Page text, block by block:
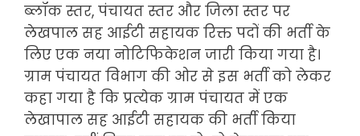
ब्लॉक स्तर, पंचायत स्तर और जिला स्तर पर
लेखपाल सह आईटी सहायक रिक्त पदों की भर्ती के
लिए एक नया नोटिफिकेशन जारी किया गया है।
ग्राम पंचायत विभाग की ओर से इस भर्ती को लेकर
कहा गया है कि प्रत्येक ग्राम पंचायत में एक
लेखापाल सह आईटी सहायक की भर्ती किया